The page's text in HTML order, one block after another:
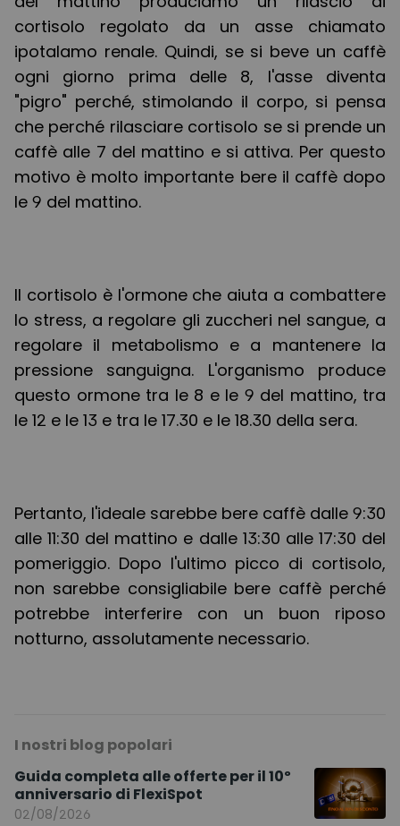
cortisolo regolato da un asse chiamato
ipotalamo renale. Quindi, se si beve un caffè
ogni giorno prima delle 8, l'asse diventa
"pigro" perché, stimolando il corpo, si pensa
che perché rilasciare cortisolo se si prende un
caffè alle 7 del mattino e si attiva. Per questo
motivo è molto importante bere il caffè dopo
le 9 del mattino.
Il cortisolo è l'ormone che aiuta a combattere
lo stress, a regolare gli zuccheri nel sangue, a
regolare il metabolismo e a mantenere la
pressione sanguigna. L'organismo produce
questo ormone tra le 8 e le 9 del mattino, tra
le 12 e le 13 e tra le 17.30 e le 18.30 della sera.
Pertanto, l'ideale sarebbe bere caffè dalle 9:30
alle 11:30 del mattino e dalle 13:30 alle 17:30 del
pomeriggio. Dopo l'ultimo picco di cortisolo,
non sarebbe consigliabile bere caffè perché
potrebbe interferire con un buon riposo
notturno, assolutamente necessario.
I nostri blog popolari
Guida completa alle offerte per il 10º
anniversario di FlexiSpot
02/08/2026